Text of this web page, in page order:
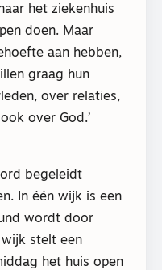
het ziekenhuis
doen. Maar
aan hebben,
graag hun
over relaties,
over God.’
begeleidt
In één wijk is een
wordt door
stelt een
het huis open